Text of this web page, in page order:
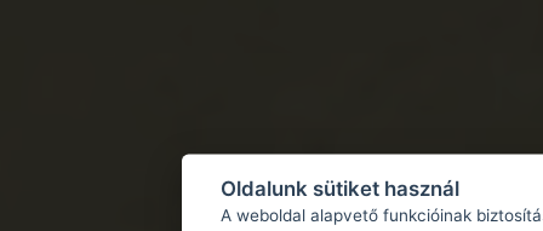
Oldalunk sütiket használ
A weboldal alapvető funkcióinak